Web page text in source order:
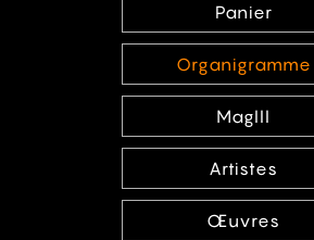
Panier
Organigramme
MagIII
Artistes
Œuvres